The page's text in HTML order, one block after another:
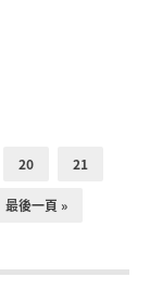
20 21
最後一頁 »